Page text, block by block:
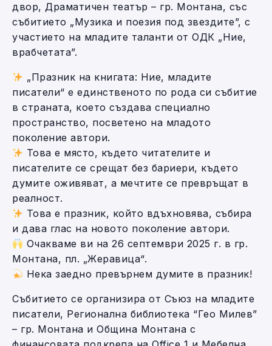
двор, Драматичен театър – гр. Монтана, със
събитието „Музика и поезия под звездите”, с
участието на младите таланти от ОДК „Ние,
врабчетата”.
„Празник на книгата: Ние, младите
писатели“ е единственото по рода си събитие
в страната, което създава специално
пространство, посветено на младото
поколение автори.
Това е място, където читателите и
писателите се срещат без бариери, където
думите оживяват, а мечтите се превръщат в
реалност.
Това е празник, който вдъхновява, събира
и дава глас на новото поколение автори.
Очакваме ви на 26 септември 2025 г. в гр.
Монтана, пл. „Жеравица“.
Нека заедно превърнем думите в празник!
Събитието се организира от Съюз на младите
писатели, Регионална библиотека “Гео Милев”
– гр. Монтана и Община Монтана с